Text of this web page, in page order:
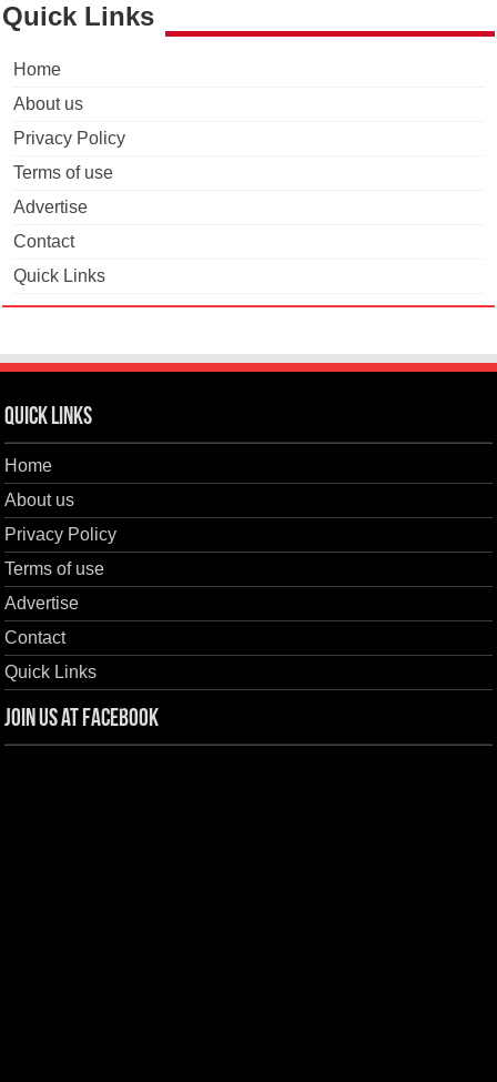
Quick Links
Home
About us
Privacy Policy
Terms of use
Advertise
Contact
Quick Links
Quick Links
Home
About us
Privacy Policy
Terms of use
Advertise
Contact
Quick Links
Join us at Facebook